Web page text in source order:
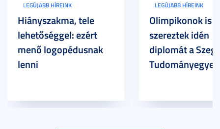
LEGÚJABB HÍREINK
Hiányszakma, tele
lehetőséggel: ezért
menő logopédusnak
lenni
LEGÚJABB HÍREINK
Olimpikonok is
szereztek idén
diplomát a